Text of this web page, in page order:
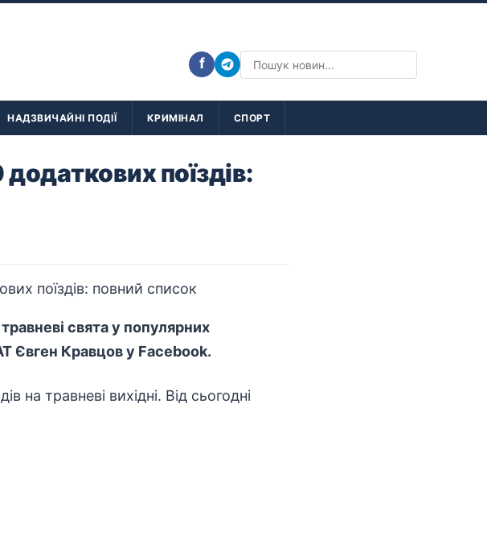
f
НАДЗВИЧАЙНІ ПОДІЇ КРИМІНАЛ СПОРТ
поїздів:
свята у популярних
Євген Кравцов у Facebook.
на травневі вихідні. Від сьогодні